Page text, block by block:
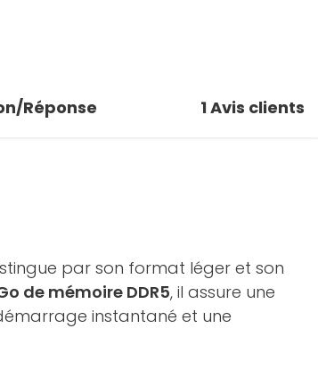
Réponse 1Avis clients
par son format léger et son
de mémoire DDR5, il assure une
instantané et une